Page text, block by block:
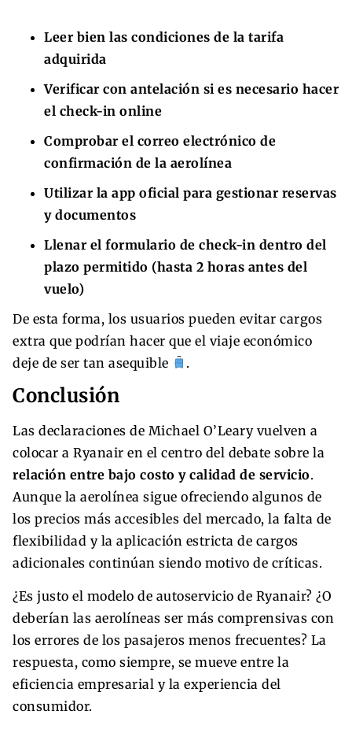
Leer bien las condiciones de la tarifa
adquirida
Verificar con antelación si es necesario hacer
el check-in online
Comprobar el correo electrónico de
confirmación de la aerolínea
Utilizar la app oficial para gestionar reservas
y documentos
Llenar el formulario de check-in dentro del
plazo permitido (hasta 2 horas antes del
vuelo)
De esta forma, los usuarios pueden evitar cargos
extra que podrían hacer que el viaje económico
deje de ser tan asequible
.
Conclusión
Las declaraciones de Michael O’Leary vuelven a
colocar a Ryanair en el centro del debate sobre la
relación entre bajo costo y calidad de servicio.
Aunque la aerolínea sigue ofreciendo algunos de
los precios más accesibles del mercado, la falta de
flexibilidad y la aplicación estricta de cargos
adicionales continúan siendo motivo de críticas.
¿Es justo el modelo de autoservicio de Ryanair? ¿O
deberían las aerolíneas ser más comprensivas con
los errores de los pasajeros menos frecuentes? La
respuesta, como siempre, se mueve entre la
eficiencia empresarial y la experiencia del
consumidor.